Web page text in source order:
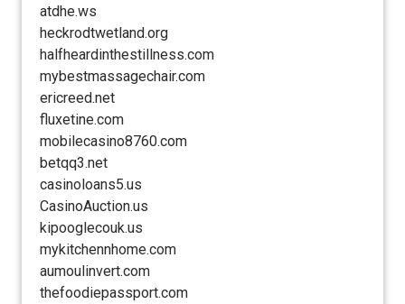
atdhe.ws
heckrodtwetland.org
halfheardinthestillness.com
mybestmassagechair.com
ericreed.net
fluxetine.com
mobilecasino8760.com
betqq3.net
casinoloans5.us
CasinoAuction.us
kipooglecouk.us
mykitchennhome.com
aumoulinvert.com
thefoodiepassport.com